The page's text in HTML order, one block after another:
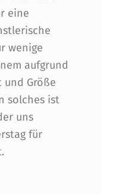
eine
wenige
aufgrund
Größe
solches ist
uns
für